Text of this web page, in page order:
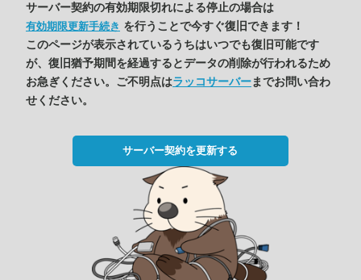
サーバー契約の有効期限切れによる停止の場合は
有効期限更新手続き を行うことで今すぐ復旧できます！
このページが表示されているうちはいつでも復旧可能です
が、復旧猶予期間を経過するとデータの削除が行われるため
お急ぎください。ご不明点はラッコサーバーまでお問い合わ
せください。
サーバー契約を更新する